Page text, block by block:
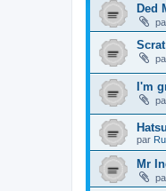
Ded
Scrat
I'm
par
Mr